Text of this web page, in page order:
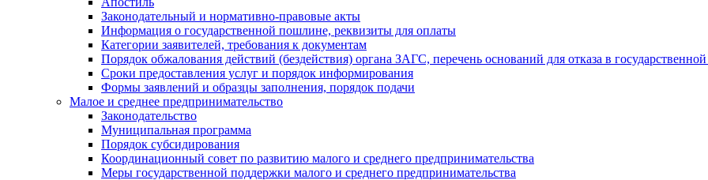
Законодательный и нормативно-правовые акты
Информация о государственной пошлине, реквизиты для оплаты
Категории заявителей, требования к документам
Порядок обжалования действий (бездействия) органа ЗАГС, перечень оснований для отказа в
Сроки предоставления услуг и порядок информирования
Формы заявлений и образцы заполнения, порядок подачи
Малое и среднее предпринимательство
Законодательство
Муниципальная программа
Порядок субсидирования
Координационный совет по развитию малого и среднего предпринимательства
Меры государственной поддержки малого и среднего предпринимательства